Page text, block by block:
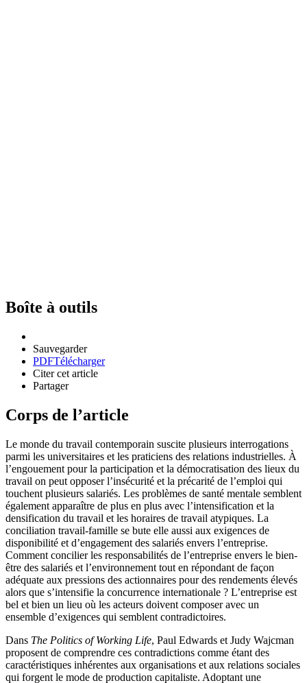
Boîte à outils
Sauvegarder
PDFTélécharger
Citer cet article
Partager
Corps de l’article
Le monde du travail contemporain suscite plusieurs interrogations
parmi les universitaires et les praticiens des relations industrielles. À
l’engouement pour la participation et la démocratisation des lieux du
travail on peut opposer l’insécurité et la précarité de l’emploi qui
touchent plusieurs salariés. Les problèmes de santé mentale semblent
également apparaître de plus en plus avec l’intensification et la
densification du travail et les horaires de travail atypiques. La
conciliation travail-famille se bute elle aussi aux exigences de
disponibilité et d’engagement des salariés envers l’entreprise.
Comment concilier les responsabilités de l’entreprise envers le bien-
être des salariés et l’environnement tout en répondant de façon
adéquate aux pressions des actionnaires pour des rendements élevés
alors que s’intensifie la concurrence internationale ? L’entreprise est
bel et bien un lieu où les acteurs doivent composer avec un
ensemble d’exigences qui semblent contradictoires.
Dans The Politics of Working Life, Paul Edwards et Judy Wajcman
proposent de comprendre ces contradictions comme étant des
caractéristiques inhérentes aux organisations et aux relations sociales
qui forgent le mode de production capitaliste. Adoptant une